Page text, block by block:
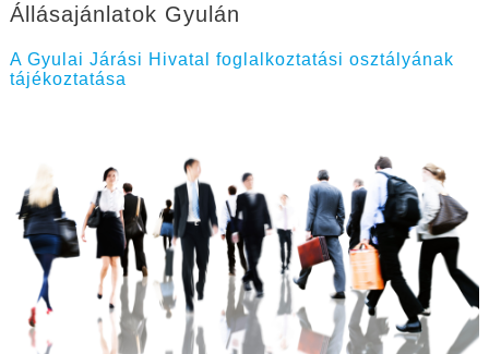
Állásajánlatok Gyulán
A Gyulai Járási Hivatal foglalkoztatási osztályának
tájékoztatása